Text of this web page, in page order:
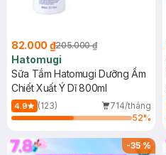
82.000 ₫205.000 ₫
Hatomugi
Sữa Tắm Hatomugi Dưỡng Ẩm
Chiết Xuất Ý Dĩ 800ml
4.9 (123)
714/tháng
52%
-35%